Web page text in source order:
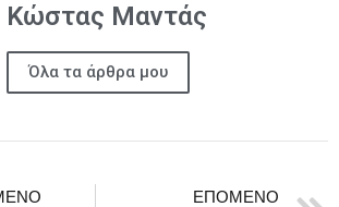
Κώστας Μαντάς
Όλα τα άρθρα μου
ΕΠΌΜΕΝΟ